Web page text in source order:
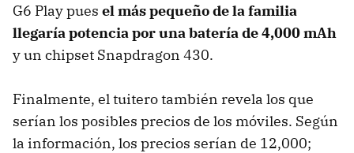
G6 Play pues el más pequeño de la familia
llegaría potencia por una batería de 4,000 mAh
y un chipset Snapdragon 430.
Finalmente, el tuitero también revela los que
serían los posibles precios de los móviles. Según
la información, los precios serían de 12,000;